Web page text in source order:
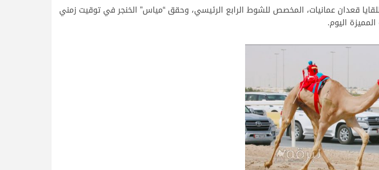
قعدان عمانيات، المخصص للشوط الرابع الرئيسي، وحقق “مياس” الخنجر في توقيت زمني